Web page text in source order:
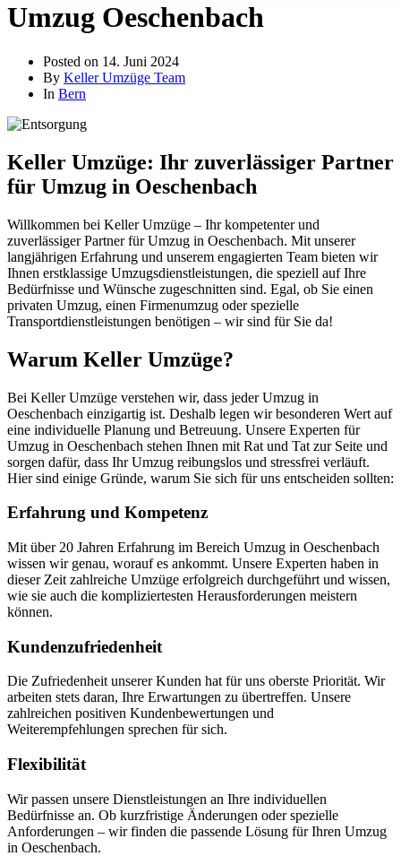
Umzug Oeschenbach
Posted on 14. Juni 2024
By Keller Umzüge Team
In Bern
Keller Umzüge: Ihr zuverlässiger Partner
für Umzug in Oeschenbach
Willkommen bei Keller Umzüge – Ihr kompetenter und
zuverlässiger Partner für Umzug in Oeschenbach. Mit unserer
langjährigen Erfahrung und unserem engagierten Team bieten wir
Ihnen erstklassige Umzugsdienstleistungen, die speziell auf Ihre
Bedürfnisse und Wünsche zugeschnitten sind. Egal, ob Sie einen
privaten Umzug, einen Firmenumzug oder spezielle
Transportdienstleistungen benötigen – wir sind für Sie da!
Warum Keller Umzüge?
Bei Keller Umzüge verstehen wir, dass jeder Umzug in
Oeschenbach einzigartig ist. Deshalb legen wir besonderen Wert auf
eine individuelle Planung und Betreuung. Unsere Experten für
Umzug in Oeschenbach stehen Ihnen mit Rat und Tat zur Seite und
sorgen dafür, dass Ihr Umzug reibungslos und stressfrei verläuft.
Hier sind einige Gründe, warum Sie sich für uns entscheiden sollten:
Erfahrung und Kompetenz
Mit über 20 Jahren Erfahrung im Bereich Umzug in Oeschenbach
wissen wir genau, worauf es ankommt. Unsere Experten haben in
dieser Zeit zahlreiche Umzüge erfolgreich durchgeführt und wissen,
wie sie auch die kompliziertesten Herausforderungen meistern
können.
Kundenzufriedenheit
Die Zufriedenheit unserer Kunden hat für uns oberste Priorität. Wir
arbeiten stets daran, Ihre Erwartungen zu übertreffen. Unsere
zahlreichen positiven Kundenbewertungen und
Weiterempfehlungen sprechen für sich.
Flexibilität
Wir passen unsere Dienstleistungen an Ihre individuellen
Bedürfnisse an. Ob kurzfristige Änderungen oder spezielle
Anforderungen – wir finden die passende Lösung für Ihren Umzug
in Oeschenbach.